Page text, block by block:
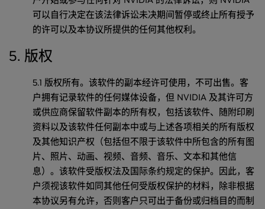
可以自行决定在该法律诉讼未决期间暂停或终止所有授予
的许可以及本协议所提供的任何其他权利。
5. 版权
5.1 版权所有。该软件的副本经许可使用，不可出售。客
户拥有记录软件的任何媒体设备，但 NVIDIA 及其许可方
或供应商保留软件副本的所有权，包括该软件、随附印刷
资料以及该软件任何副本中或与上述各项相关的所有版权
及其他知识产权（包括但不限于该软件中所包含的所有图
片、照片、动画、视频、音频、音乐、文本和其他信
息）。该软件受版权法及国际条约规定的保护。因此，客
户须视该软件如同其他任何受版权保护的材料，除非根据
本协议另有允许，否则客户只可出于备份或归档目的而制